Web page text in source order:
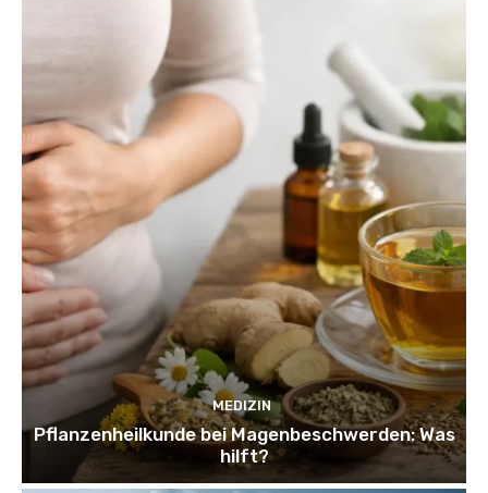
MEDIZIN
Pflanzenheilkunde bei Magenbeschwerden: Was
hilft?